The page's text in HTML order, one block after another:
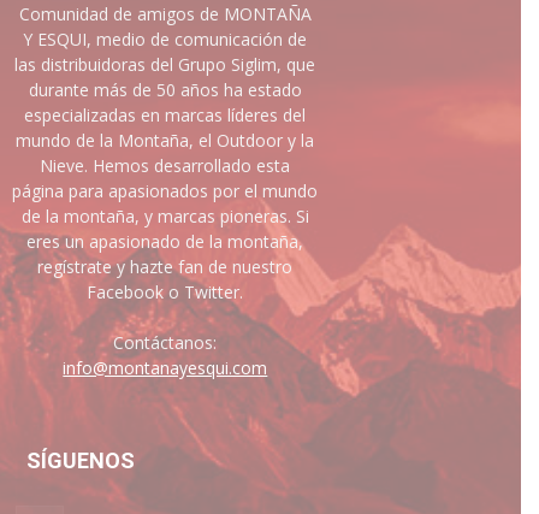
Comunidad de amigos de MONTAÑA
Y ESQUI, medio de comunicación de
las distribuidoras del Grupo Siglim, que
durante más de 50 años ha estado
especializadas en marcas líderes del
mundo de la Montaña, el Outdoor y la
Nieve. Hemos desarrollado esta
página para apasionados por el mundo
de la montaña, y marcas pioneras. Si
eres un apasionado de la montaña,
regístrate y hazte fan de nuestro
Facebook o Twitter.
Contáctanos:
info@montanayesqui.com
SÍGUENOS